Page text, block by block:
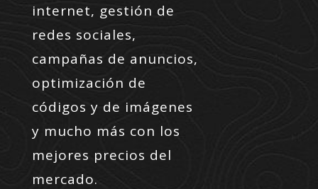
internet, gestión de
redes sociales,
campañas de anuncios,
optimización de
códigos y de imágenes
y mucho más con los
mejores precios del
mercado.